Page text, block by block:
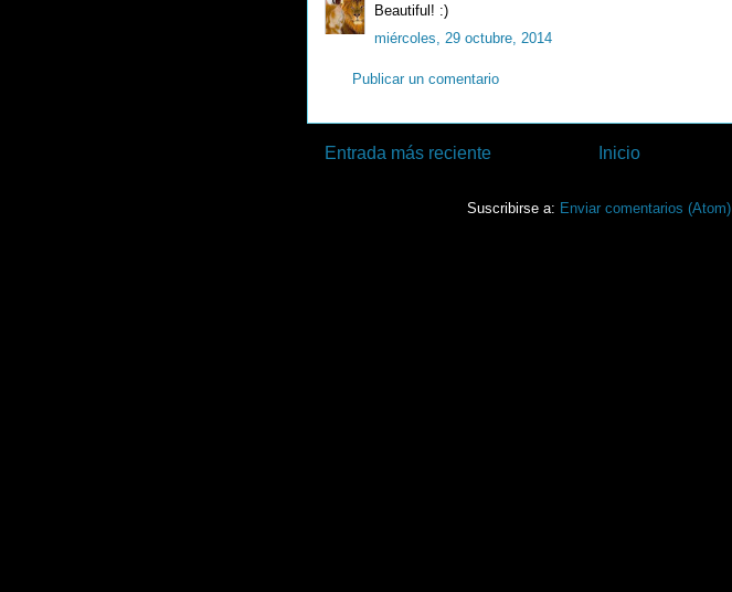
Beautiful! :)
miércoles, 29 octubre, 2014
Publicar un comentario
Entrada más reciente Inicio
Suscribirse a: Enviar comentarios (Atom)